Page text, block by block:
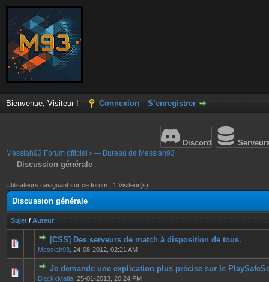
Bienvenue, Visiteur ! Connexion S’enregistrer
Discord
Messiah93 Forum officiel › — Bureau de Messiah93
Discussion générale
Utilisateurs naviguant sur ce forum : 1 Visiteur(s)
Discussion générale
Sujet / Auteur
[CSS] Des serveurs de match à disposition de tous.
Messiah93 24-08-2012, 02:21 AM
0 Votes - 0 sur 5 en moyenne
12 345
Je demande une explication plus précise sur le
BlackkMafia 25-01-2013, 20:24 PM
0 Votes - 0 sur 5 en moyenne
12345